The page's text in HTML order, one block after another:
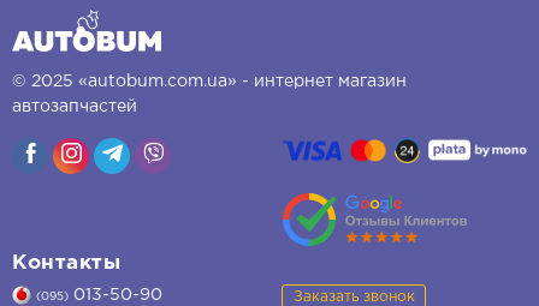
© 2025 «autobum.com.ua» - интернет магазин
автозапчастей
Контакты
(095) 013-50-90 Заказать звонок